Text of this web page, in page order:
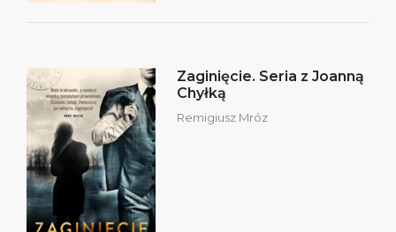
Zaginięcie. Seria z Joanną
Chyłką
Remigiusz Mróz